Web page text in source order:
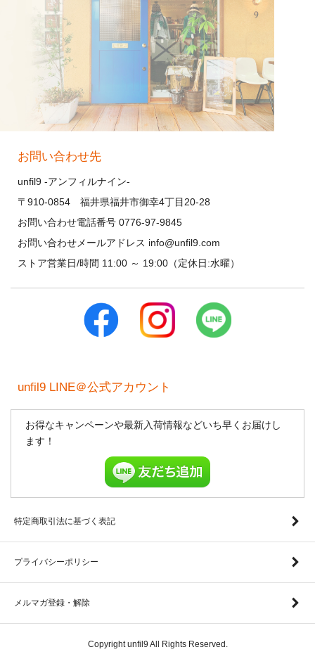
お問い合わせ先
unfil9 -アンフィルナイン-
〒910-0854 福井県福井市御幸4丁目20-28
お問い合わせ電話番号 0776-97-9845
お問い合わせメールアドレス info@unfil9.com
ストア営業日/時間 11:00 ～ 19:00（定休日:水曜）
unfil9 LINE＠公式アカウント
お得なキャンペーンや最新入荷情報などいち早くお届けし
ます！
特定商取引法に基づく表記
プライバシーポリシー
メルマガ登録・解除
Copyright unfil9 All Rights Reserved.